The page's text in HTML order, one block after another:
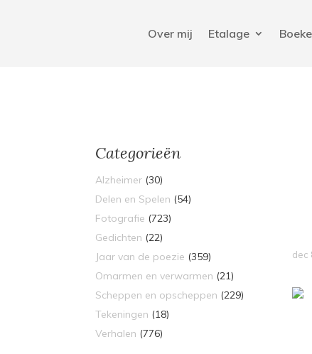
Over mij Etalage
dec
Categorieën
Alzheimer (30)
Delen en Spelen (54)
Fotografie (723)
Gedichten (22)
Jaar van de poezie (359)
Omarmen en verwarmen (21)
Scheppen en opscheppen (229)
Tekeningen (18)
Verhalen (776)